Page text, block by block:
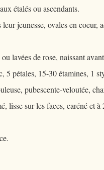
étalés ou ascendants.
jeunesse, ovales en coeur,
lavées de rose, naissant
5 pétales, 15-30 étamines, 1
pubescente-veloutée,
lisse sur les faces, caréné et